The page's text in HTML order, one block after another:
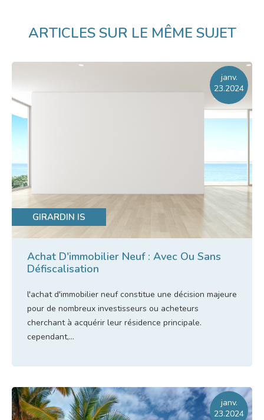
ARTICLES SUR LE MÊME SUJET
janv.
23.2024
GIRARDIN IS
Achat D'immobilier Neuf : Avec Ou Sans
Défiscalisation
l'achat d'immobilier neuf constitue une décision majeure
pour de nombreux investisseurs ou acheteurs
cherchant à acquérir leur résidence principale.
cependant,...
janv.
23.2024